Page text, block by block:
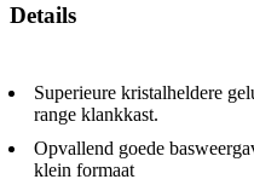
Details
Superieure kristalheldere
range klankkast.
Opvallend goede
klein formaat